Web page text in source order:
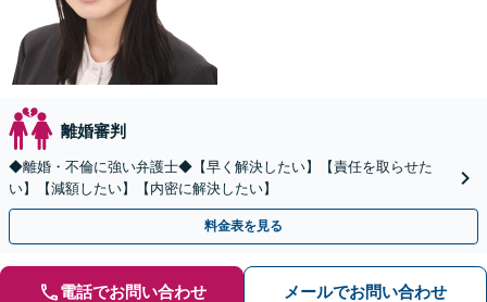
離婚審判
◆離婚・不倫に強い弁護士◆【早く解決したい】【責任を取らせた
い】【減額したい】【内密に解決したい】
料金表を見る
電話でお問い合わせ メールでお問い合わせ